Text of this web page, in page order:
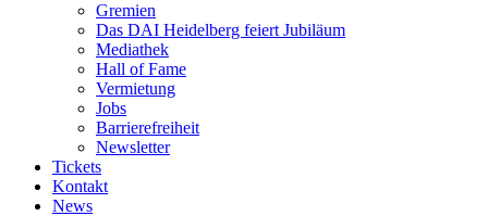
Gremien
Das DAI Heidelberg feiert Jubiläum
Mediathek
Hall of Fame
Vermietung
Jobs
Barrierefreiheit
Newsletter
Tickets
Kontakt
News